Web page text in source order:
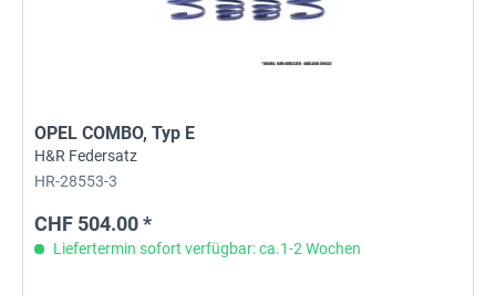
OPEL COMBO, Typ E
H&R Federsatz
HR-28553-3
CHF 504.00 *
Liefertermin sofort verfügbar: ca.1-2 Wochen